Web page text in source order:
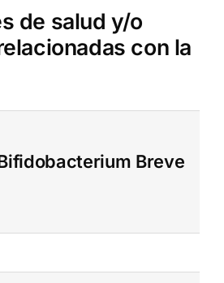
de salud y/o
con la
Breve